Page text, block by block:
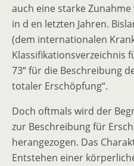
auch eine starke
in d en letzten Jahren.
(dem internationalen
Klassifikationsverzeichnis
73“ für die Beschreibung
totaler Erschöpfung“.
Doch oftmals wird der
zur Beschreibung für
herangezogen. Das
Entstehen einer